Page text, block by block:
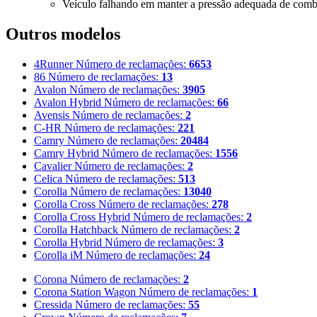
Veículo falhando em manter a pressão adequada de
Outros modelos
4Runner Número de reclamações: 6653
86 Número de reclamações: 13
Avalon Número de reclamações: 3905
Avalon Hybrid Número de reclamações: 66
Avensis Número de reclamações: 2
C-HR Número de reclamações: 221
Camry Número de reclamações: 20484
Camry Hybrid Número de reclamações: 1556
Cavalier Número de reclamações: 2
Celica Número de reclamações: 513
Corolla Número de reclamações: 13040
Corolla Cross Número de reclamações: 278
Corolla Cross Hybrid Número de reclamações: 2
Corolla Hatchback Número de reclamações: 2
Corolla Hybrid Número de reclamações: 3
Corolla iM Número de reclamações: 24
Corona Número de reclamações: 2
Corona Station Wagon Número de reclamações: 1
Cressida Número de reclamações: 55